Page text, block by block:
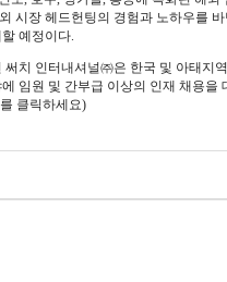
시장 헤드헌팅의 경험과 노하우를
예정이다.
치 인터내셔널㈜은 한국 및 아태지
임원 및 간부급 이상의 인재 채용을
클릭하세요)